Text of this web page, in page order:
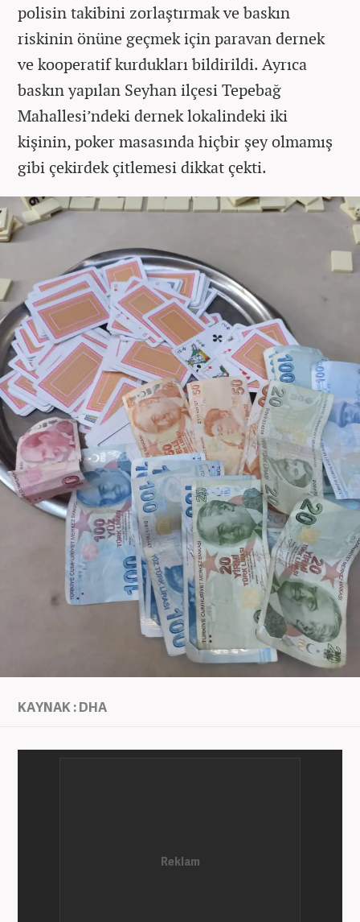
polisin takibini zorlaştırmak ve baskın
riskinin önüne geçmek için paravan dernek
ve kooperatif kurdukları bildirildi. Ayrıca
baskın yapılan Seyhan ilçesi Tepebağ
Mahallesi’ndeki dernek lokalindeki iki
kişinin, poker masasında hiçbir şey olmamış
gibi çekirdek çitlemesi dikkat çekti.
KAYNAK : DHA